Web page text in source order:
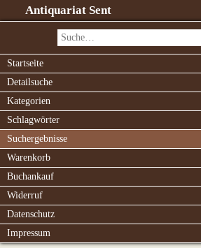
Antiquariat Sent
Startseite
Detailsuche
Kategorien
Schlagwörter
Suchergebnisse
Warenkorb
Buchankauf
Widerruf
Datenschutz
Impressum